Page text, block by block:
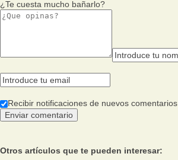
¿Te cuesta mucho bañarlo?
Recibir notificaciones de nuevos comentarios
Otros artículos que te pueden interesar: